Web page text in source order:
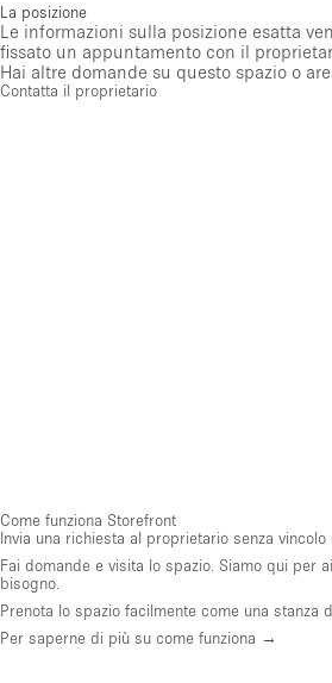
La posizione
Le informazioni sulla posizione esatta
fissato un appuntamento con il
Hai altre domande su questo spazio o
Contatta il proprietario
Come funziona Storefront
Invia una richiesta al proprietario senza
Fai domande e visita lo spazio. Siamo qui per
bisogno.
Prenota lo spazio facilmente come una stanza
Per saperne di più su come funziona →